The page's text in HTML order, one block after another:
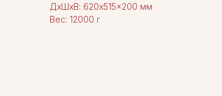
ДxШxВ: 620x515x200 мм
Вес: 12000 г